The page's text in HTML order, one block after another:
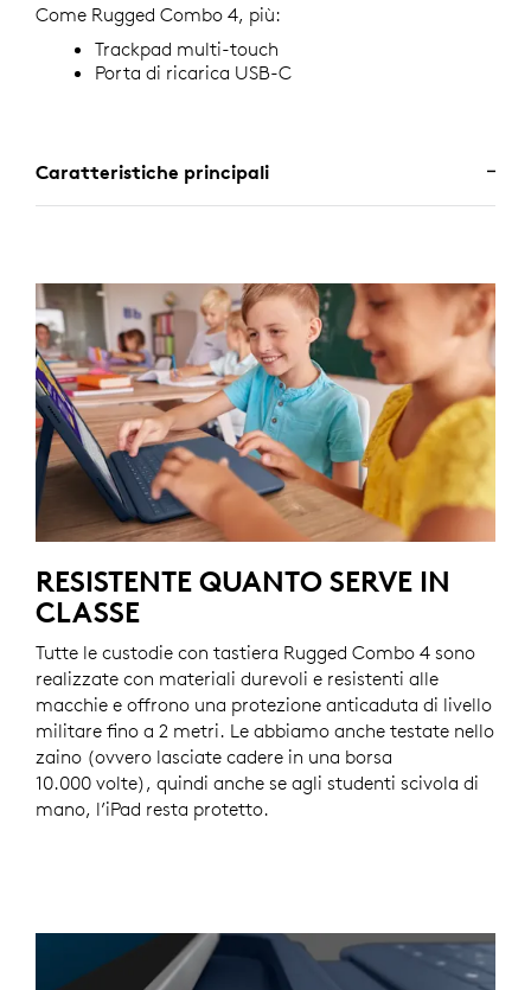
Come Rugged Combo 4, più:
Trackpad multi-touch
Porta di ricarica USB-C
Caratteristiche principali
RESISTENTE QUANTO SERVE IN
CLASSE
Tutte le custodie con tastiera Rugged Combo 4 sono
realizzate con materiali durevoli e resistenti alle
macchie e offrono una protezione anticaduta di livello
militare fino a 2 metri. Le abbiamo anche testate nello
zaino (ovvero lasciate cadere in una borsa
10.000 volte), quindi anche se agli studenti scivola di
mano, l’iPad resta protetto.